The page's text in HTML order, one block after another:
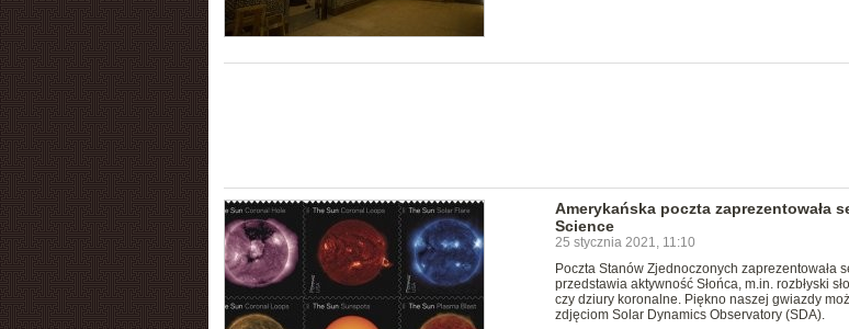
Amerykańska poczta zaprezentowała
Science
25 stycznia 2021, 11:10
Poczta Stanów Zjednoczonych zaprezentowała
przedstawia aktywność Słońca, m.in. rozbłyski
czy dziury koronalne. Piękno naszej gwiazdy
zdjęciom Solar Dynamics Observatory (SDA).